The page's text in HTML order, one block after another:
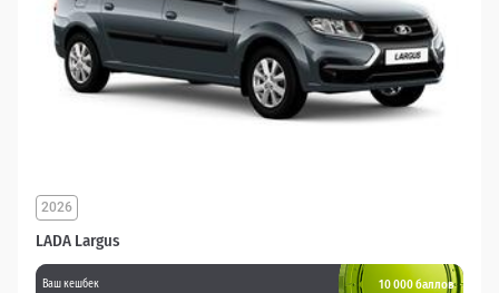
LADA Largus
2026
Ваш кешбек 10 000 баллов